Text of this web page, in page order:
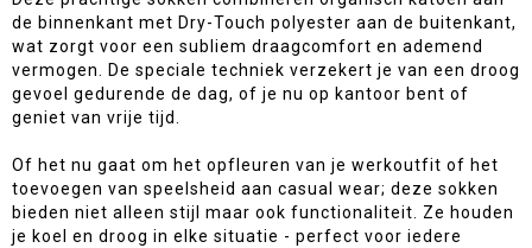
de binnenkant met Dry-Touch polyester aan de buitenkant,
wat zorgt voor een subliem draagcomfort en ademend
vermogen. De speciale techniek verzekert je van een droog
gevoel gedurende de dag, of je nu op kantoor bent of
geniet van vrije tijd.
Of het nu gaat om het opfleuren van je werkoutfit of het
toevoegen van speelsheid aan casual wear; deze sokken
bieden niet alleen stijl maar ook functionaliteit. Ze houden
je koel en droog in elke situatie - perfect voor iedere